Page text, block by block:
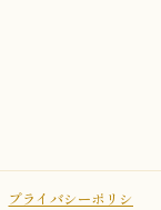
プライバシーポリシ